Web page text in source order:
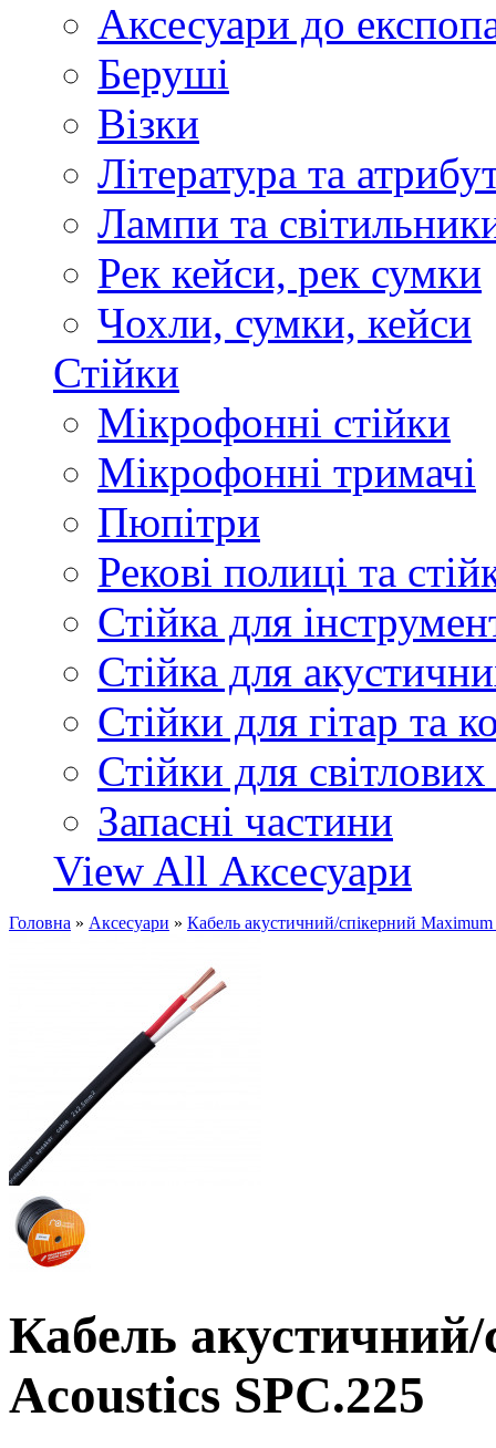
Аксесуари до
Беруші
Візки
Література та
Лампи та
Рек кейси, рек сумки
Чохли, сумки, кейси
Стійки
Мікрофонні стійки
Мікрофонні тримачі
Пюпітри
Рекові полиці та
Стійка для
Стійка для
Стійки для гітар та
Стійки для
Запасні частини
View All Аксесуари
Головна » Аксесуари » Кабель акустичний/спікерний
Кабель
Acoustics SPC.225